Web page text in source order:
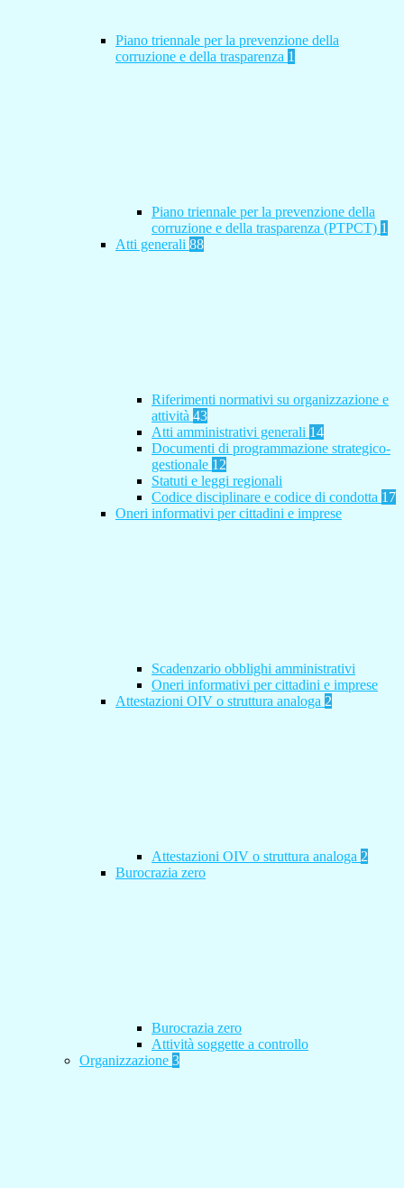
Piano triennale per la prevenzione della
corruzione e della trasparenza 1
Piano triennale per la prevenzione della
corruzione e della trasparenza (PTPCT) 1
Atti generali 88
Riferimenti normativi su organizzazione e
attività 43
Atti amministrativi generali 14
Documenti di programmazione strategico-
gestionale 12
Statuti e leggi regionali
Codice disciplinare e codice di condotta 17
Oneri informativi per cittadini e imprese
Scadenzario obblighi amministrativi
Oneri informativi per cittadini e imprese
Attestazioni OIV o struttura analoga 2
Attestazioni OIV o struttura analoga 2
Burocrazia zero
Burocrazia zero
Attività soggette a controllo
Organizzazione 3